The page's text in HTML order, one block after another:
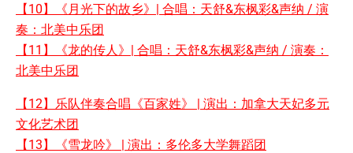
【10】《月光下的故乡》| 合唱：天舒&东枫彩&声纳 / 演
奏：北美中乐团
【11】《龙的传人》| 合唱：天舒&东枫彩&声纳 / 演奏：
北美中乐团
【12】乐队伴奏合唱《百家姓》 | 演出：加拿大天妃多元
文化艺术团
【13】《雪龙吟》 | 演出：多伦多大学舞蹈团